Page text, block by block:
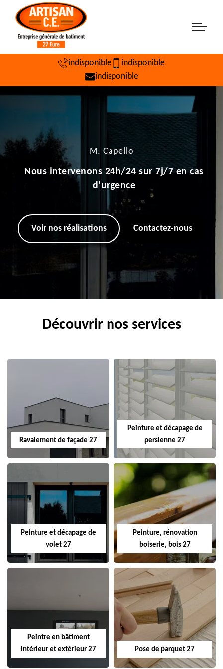
indisponible
indisponible
indisponible
M. Capello
Nous intervenons 24h/24 sur 7j/7 en cas
d'urgence
Voir nos réalisations Contactez-nous
Découvrir nos services
Ravalement de façade 27
Peinture et décapage de
persienne 27
Peinture et décapage de
volet 27
Peinture, rénovation
boiserie, bois 27
Peintre en bâtiment
intérieur et extérieur 27
Pose de parquet 27